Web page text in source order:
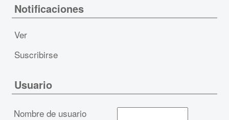
Notificaciones
Ver
Suscribirse
Usuario
Nombre de usuario